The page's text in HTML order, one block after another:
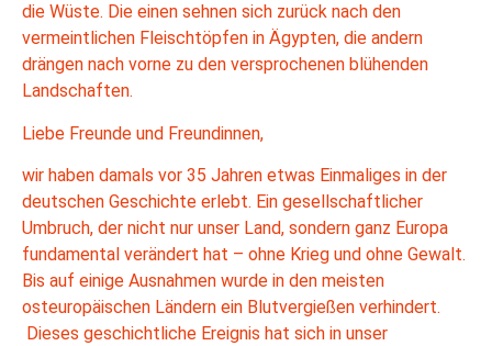
die Wüste. Die einen sehnen sich zurück nach den
vermeintlichen Fleischtöpfen in Ägypten, die andern
drängen nach vorne zu den versprochenen blühenden
Landschaften.
Liebe Freunde und Freundinnen,
wir haben damals vor 35 Jahren etwas Einmaliges in der
deutschen Geschichte erlebt. Ein gesellschaftlicher
Umbruch, der nicht nur unser Land, sondern ganz Europa
fundamental verändert hat – ohne Krieg und ohne Gewalt.
Bis auf einige Ausnahmen wurde in den meisten
osteuropäischen Ländern ein Blutvergießen verhindert.
Dieses geschichtliche Ereignis hat sich in unser